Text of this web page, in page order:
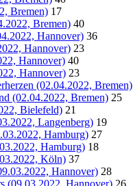
Bremen) 17
Bremen) 40
Hannover) 36
Hannover) 23
Hannover) 40
Hannover) 23
(02.04.2022, Bremen)
(02.04.2022, Bremen) 25
Bielefeld) 21
Langenberg) 19
Hamburg) 27
Hamburg) 18
Köln) 37
Hannover) 28
(09.03.2022, Hannover) 26